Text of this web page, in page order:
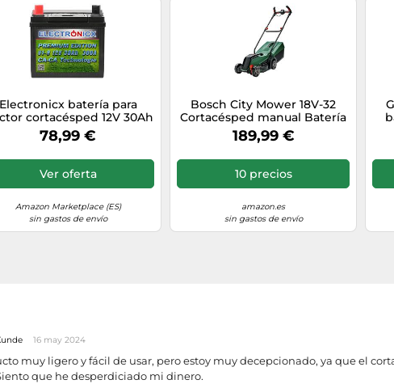
Electronicx batería para
cortacésped 12V 30Ah
9 AGM, Polo Positivo a la
Izquierda, batería de
Arranque sellada para
cortacésped de Asiento,
196×132×182 mm, Libre de
78,99 €
Ver oferta
Amazon Marketplace (ES)
sin gastos de envío
Bosch City Mower 18V-32
Cortacésped manual Batería
Negro, Verde
189,99 €
10 precios
amazon.es
sin gastos de envío
16 may 2024
muy ligero y fácil de usar, pero estoy muy decepcionado, ya que el
que he desperdiciado mi dinero.